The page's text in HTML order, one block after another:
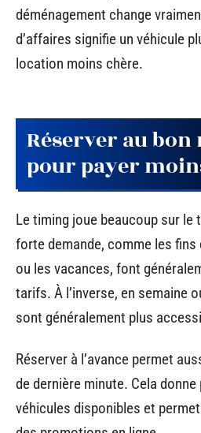
déménagement change
d’affaires signifie un véhicule
location moins chère.
Réserver au
pour payer
Le timing joue beaucoup sur le
forte demande, comme les fins
ou les vacances, font
tarifs. À l’inverse, en semaine
sont généralement plus
Réserver à l’avance permet
de dernière minute. Cela
véhicules disponibles et